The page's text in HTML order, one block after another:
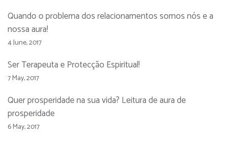
Quando o problema dos relacionamentos somos nós e a
nossa aura!
4 June, 2017
Ser Terapeuta e Protecção Espiritual!
7 May, 2017
Quer prosperidade na sua vida? Leitura de aura de
prosperidade
6 May, 2017